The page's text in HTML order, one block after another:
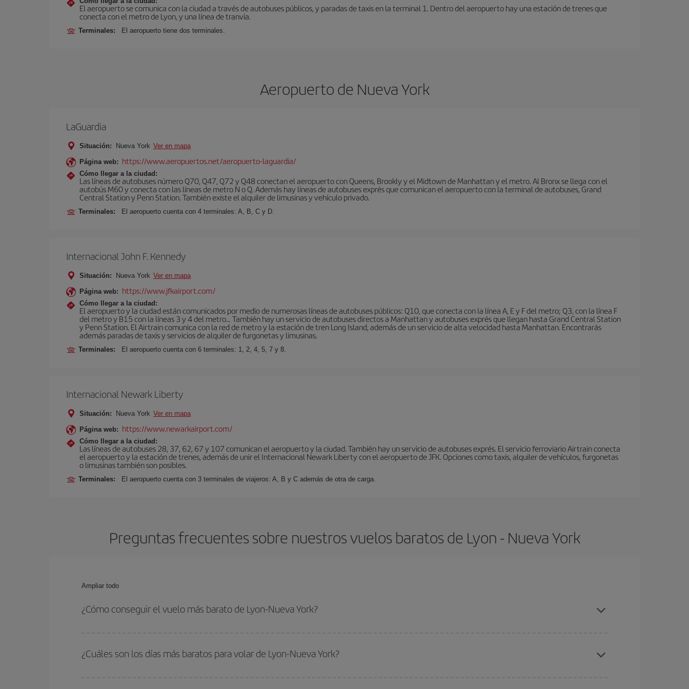
El aeropuerto se comunica con la ciudad a través de autobuses públicos, y paradas de taxis en la terminal 1. Dentro del aeropuerto hay una estación de trenes que
conecta con el metro de Lyon, y una línea de tranvía.
Terminales: El aeropuerto tiene dos terminales.
Aeropuerto de Nueva York
LaGuardia
Situación: Nueva York Ver en mapa
Página web: https://www.aeropuertos.net/aeropuerto-laguardia/
Cómo llegar a la ciudad:
Las líneas de autobuses número Q70, Q47, Q72 y Q48 conectan el aeropuerto con Queens, Brookly y el Midtown de Manhattan y el metro. Al Bronx se llega con el
autobús M60 y conecta con las líneas de metro N o Q. Además hay líneas de autobuses exprés que comunican el aeropuerto con la terminal de autobuses, Grand
Central Station y Penn Station. También existe el alquiler de limusinas y vehículo privado.
Terminales: El aeropuerto cuenta con 4 terminales: A, B, C y D.
Internacional John F. Kennedy
Situación: Nueva York Ver en mapa
Página web: https://www.jfkairport.com/
Cómo llegar a la ciudad:
El aeropuerto y la ciudad están comunicados por medio de numerosas líneas de autobuses públicos: Q10, que conecta con la línea A, E y F del metro; Q3, con la línea F
del metro y B15 con la líneas 3 y 4 del metro… También hay un servicio de autobuses directos a Manhattan y autobuses exprés que llegan hasta Grand Central Station
y Penn Station. El Airtrain comunica con la red de metro y la estación de tren Long Island, además de un servicio de alta velocidad hasta Manhattan. Encontrarás
además paradas de taxis y servicios de alquiler de furgonetas y limusinas.
Terminales: El aeropuerto cuenta con 6 terminales: 1, 2, 4, 5, 7 y 8.
Internacional Newark Liberty
Situación: Nueva York Ver en mapa
Página web: https://www.newarkairport.com/
Cómo llegar a la ciudad:
Las líneas de autobuses 28, 37, 62, 67 y 107 comunican el aeropuerto y la ciudad. También hay un servicio de autobuses exprés. El servicio ferroviario Airtrain conecta
el aeropuerto y la estación de trenes, además de unir el Internacional Newark Liberty con el aeropuerto de JFK. Opciones como taxis, alquiler de vehículos, furgonetas
o limusinas también son posibles.
Terminales: El aeropuerto cuenta con 3 terminales de viajeros: A, B y C además de otra de carga.
Preguntas frecuentes sobre nuestros vuelos baratos de Lyon - Nueva York
Ampliar todo
¿Cómo conseguir el vuelo más barato de Lyon-Nueva York?
fechas y horarios de ida y vuelta.
¿Cuáles son los días más baratos para volar de Lyon-Nueva York?